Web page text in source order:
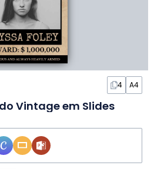
4 A4
Vintage em Slides